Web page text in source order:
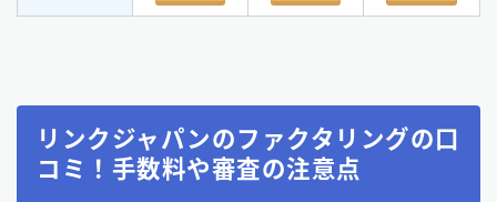
リンクジャパンのファクタリングの口
コミ！手数料や審査の注意点